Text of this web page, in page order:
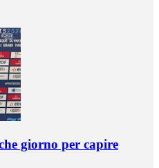
giorno per capire